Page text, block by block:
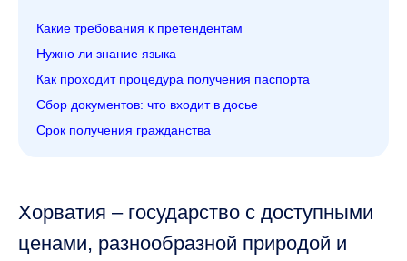
Какие требования к претендентам
Нужно ли знание языка
Как проходит процедура получения паспорта
Сбор документов: что входит в досье
Срок получения гражданства
Хорватия – государство с доступными
ценами, разнообразной природой и